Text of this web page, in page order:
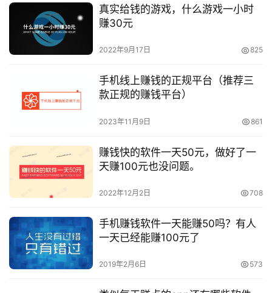
真实给钱的游戏，什么游戏一小时
赚30元
2022年9月17日 825
手机线上赚钱的正规平台（推荐三
款正规的赚钱平台）
2023年11月9日 861
赚钱快的软件一天50元，做好了一
天赚100元也没问题。
2022年12月2日 708
手机赚钱软件一天能赚50吗？有人
一天已经能赚100元了
2019年2月6日 573